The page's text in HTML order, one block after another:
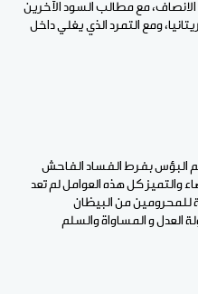
مع مطالب السود الآخرين
ومع التمرد الذي يغلي داخل
البؤس بفرط الفساد الفاحش
والتميز كل هذه العوامل لم تعد
للمحرومين من البيظان
العدل و المساواة والسلم